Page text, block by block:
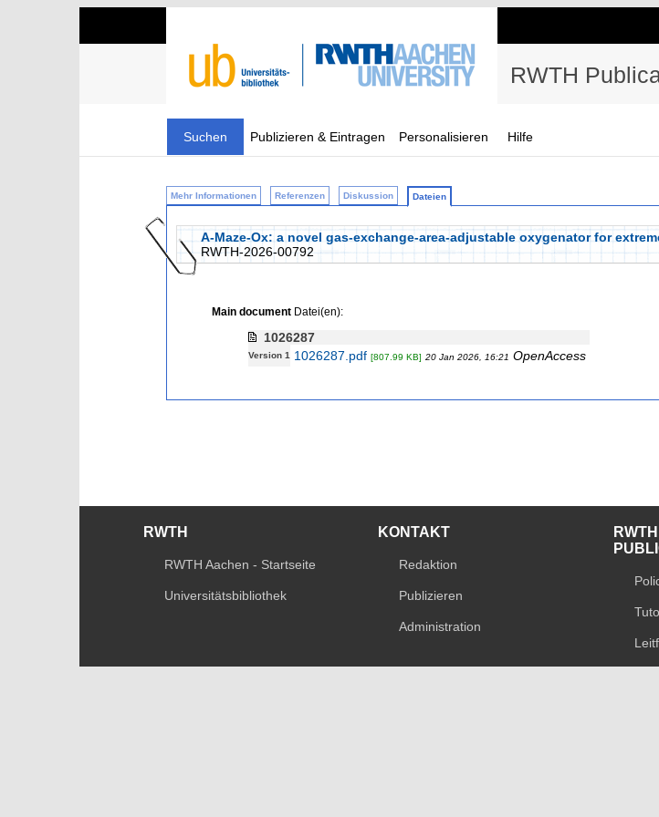
RWTH
Suchen Publizieren & Eintragen Personalisieren Hilfe
Mehr Informationen Referenzen Diskussion Dateien
A-Maze-Ox: a novel gas-exchange-area-adjustable oxygenator for
RWTH-2026-00792
Main documentDatei(en):
1026287
Version 1 1026287.pdf [807.99 KB] 20 Jan 2026, 16:21 OpenAccess
RWTH
RWTH Aachen - Startseite
Universitätsbibliothek
KONTAKT
Redaktion
Publizieren
Administration
RWTH